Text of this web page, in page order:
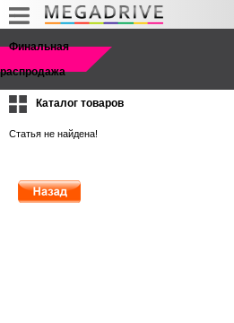
Финальная
распродажа
Каталог товаров
Статья не найдена!